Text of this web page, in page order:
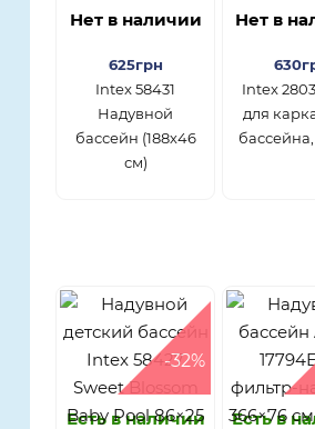
Нет в наличии
625грн
Intex 58431
Надувной
бассейн (188х46
см)
Нет в
Intex
для
-32%
Есть в наличии Есть в